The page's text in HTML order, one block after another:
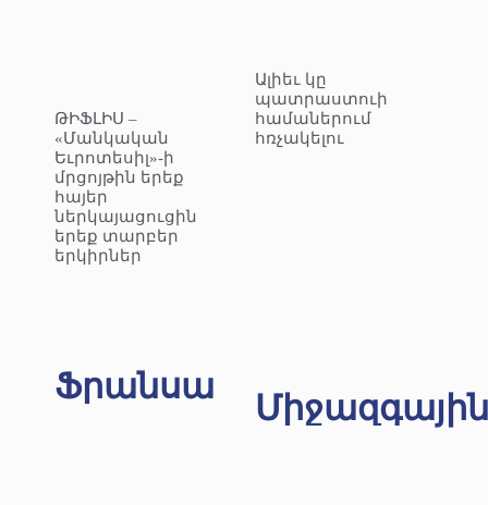
ԹԻՖԼԻՍ –
«Մանկական
Եւրոտեսիլ»-ի
մրցոյթին երեք
հայեր
ներկայացուցին
երեք տարբեր
երկիրներ
Ալիեւ կը
պատրաստուի
համաներում
հռչակելու
Ֆրանսա
Միջազգային